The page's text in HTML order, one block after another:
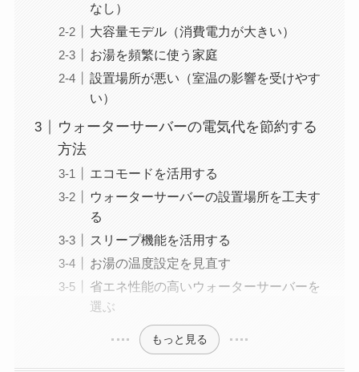
なし）
大容量モデル（消費電力が大きい）
お湯を頻繁に使う家庭
設置場所が悪い（室温の影響を受けやす
い）
ウォーターサーバーの電気代を節約する
方法
エコモードを活用する
ウォーターサーバーの設置場所を工夫す
る
スリープ機能を活用する
お湯の温度設定を見直す
省エネ性能の高いウォーターサーバーを
選ぶ
もっと見る